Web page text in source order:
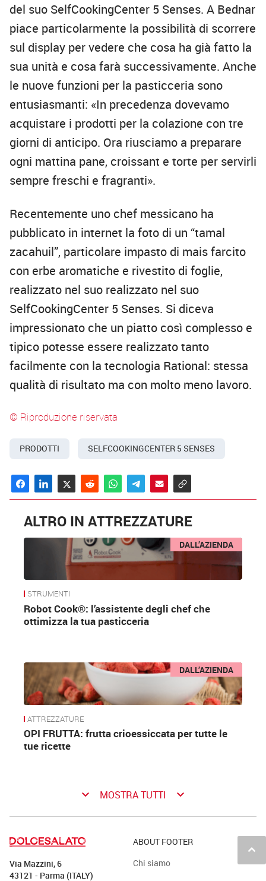
del suo SelfCookingCenter 5 Senses. A Bednar
piace particolarmente la possibilità di scorrere
sul display per vedere che cosa ha già fatto la
sua unità e cosa farà successivamente. Anche
le nuove funzioni per la pasticceria sono
entusiasmanti: «In precedenza dovevamo
acquistare i prodotti per la colazione con tre
giorni di anticipo. Ora riusciamo a preparare
ogni mattina pane, croissant e torte per servirli
sempre freschi e fragranti».
Recentemente uno chef messicano ha
pubblicato in internet la foto di un “tamal
zacahuil”, particolare impasto di mais farcito
con erbe aromatiche e rivestito di foglie,
realizzato nel suo realizzato nel suo
SelfCookingCenter 5 Senses. Si diceva
impressionato che un piatto così complesso e
tipico potesse essere realizzato tanto
facilmente con la tecnologia Rational: stessa
qualità di risultato ma con molto meno lavoro.
© Riproduzione riservata
PRODOTTI SELFCOOKINGCENTER 5 SENSES
ALTRO IN ATTREZZATURE
DALL’AZIENDA
STRUMENTI
Robot Cook®: l’assistente degli chef che
ottimizza la tua pasticceria
DALL’AZIENDA
ATTREZZATURE
OPI FRUTTA: frutta crioessiccata per tutte le
tue ricette
keyboard_arrow_down MOSTRA TUTTI keyboard_arrow_down
keyboard_arrow_up
Via Mazzini, 6
43121 - Parma (ITALY)
ABOUT FOOTER
Chi siamo